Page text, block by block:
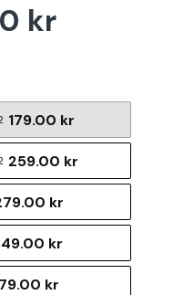
kr
179.00 kr
259.00 kr
kr
kr
kr